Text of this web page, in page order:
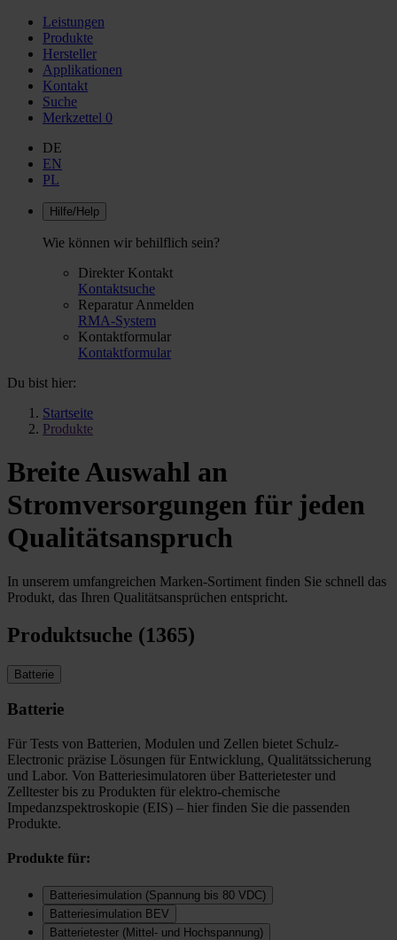
Leistungen
Produkte
Hersteller
Applikationen
Kontakt
Suche
Merkzettel 0
DE
EN
PL
Hilfe/Help
Wie können wir behilflich sein?
Direkter Kontakt
Kontaktsuche
Reparatur Anmelden
RMA-System
Kontaktformular
Kontaktformular
Du bist hier:
Startseite
Produkte
Breite Auswahl an
Stromversorgungen für jeden
Qualitätsanspruch
In unserem umfangreichen Marken-Sortiment finden Sie schnell das
Produkt, das Ihren Qualitätsansprüchen entspricht.
Produktsuche (1365)
Batterie
Batterie
Für Tests von Batterien, Modulen und Zellen bietet Schulz-
Electronic präzise Lösungen für Entwicklung, Qualitätssicherung
und Labor. Von Batteriesimulatoren über Batterietester und
Zelltester bis zu Produkten für elektro-chemische
Impedanzspektroskopie (EIS) – hier finden Sie die passenden
Produkte.
Produkte für:
Batteriesimulation (Spannung bis 80 VDC)
Batteriesimulation BEV
Batterietester (Mittel- und Hochspannung)